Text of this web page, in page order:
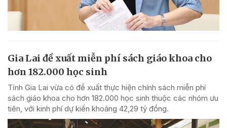
Gia Lai đề xuất miễn phí sách giáo khoa cho
hơn 182.000 học sinh
Tỉnh Gia Lai vừa có đề xuất thực hiện chính sách miễn phí
sách giáo khoa cho hơn 182.000 học sinh thuộc các nhóm ưu
tiên, với kinh phí dự kiến khoảng 42,29 tỷ đồng.